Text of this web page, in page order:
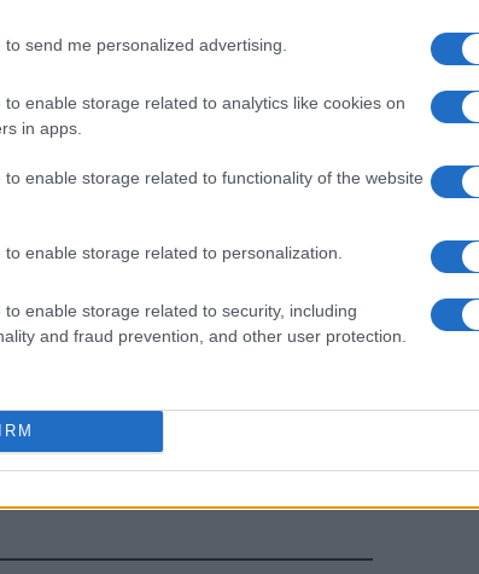
send me personalized advertising.
enable storage related to analytics like cookies on
in apps.
to enable storage related to functionality of the website
enable storage related to personalization.
enable storage related to security, including
and fraud prevention, and other user protection.